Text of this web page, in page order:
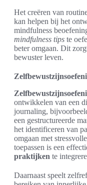
Het creëren van
kan helpen bij het
mindfulness
mindfulness tips te
beter omgaan. Dit
bewuster leven.
ontwikkelen van een
journaling,
een gestructureerde
het identificeren van
omgaan met
toepassen is een
praktijken te
Daarnaast speelt